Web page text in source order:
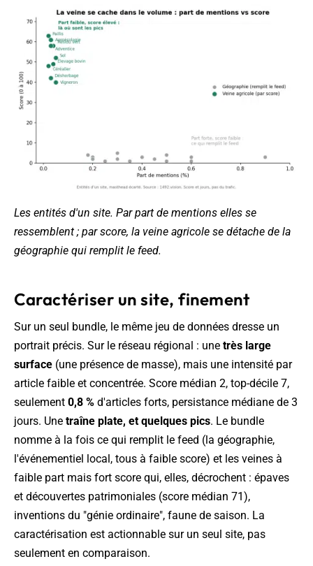
Les entités d'un site. Par part de mentions elles se
ressemblent ; par score, la veine agricole se détache de la
géographie qui remplit le feed.
Caractériser un site, finement
Sur un seul bundle, le même jeu de données dresse un
portrait précis. Sur le réseau régional : une très large
surface (une présence de masse), mais une intensité par
article faible et concentrée. Score médian 2, top-décile 7,
seulement 0,8 % d'articles forts, persistance médiane de 3
jours. Une traîne plate, et quelques pics. Le bundle
nomme à la fois ce qui remplit le feed (la géographie,
l'événementiel local, tous à faible score) et les veines à
faible part mais fort score qui, elles, décrochent : épaves
et découvertes patrimoniales (score médian 71),
inventions du "génie ordinaire", faune de saison. La
caractérisation est actionnable sur un seul site, pas
seulement en comparaison.